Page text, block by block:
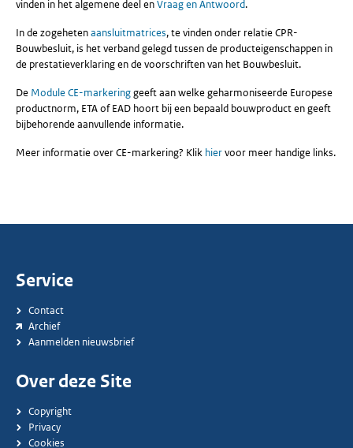
vinden in het algemene deel enVraag en Antwoord.
In de zogehetenaansluitmatrices, te vinden onder relatie CPR-
Bouwbesluit, is het verband gelegd tussen de producteigenschappen in
de prestatieverklaring en de voorschriften van het Bouwbesluit.
De Module CE-markeringgeeft aan welke geharmoniseerde Europese
productnorm, ETA of EAD hoort bij een bepaald bouwproduct en geeft
bijbehorende aanvullende informatie.
Meer informatie over CE-markering? Klik hiervoor meer handige links.
Service
Contact
Archief
Aanmelden nieuwsbrief
Over deze Site
Copyright
Privacy
Cookies